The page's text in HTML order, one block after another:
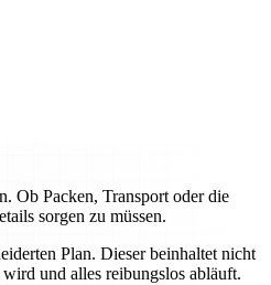
Ob Packen, Transport oder die
sorgen zu müssen.
Plan. Dieser beinhaltet nicht
und alles reibungslos abläuft.